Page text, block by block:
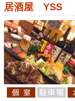
居酒屋 YSS